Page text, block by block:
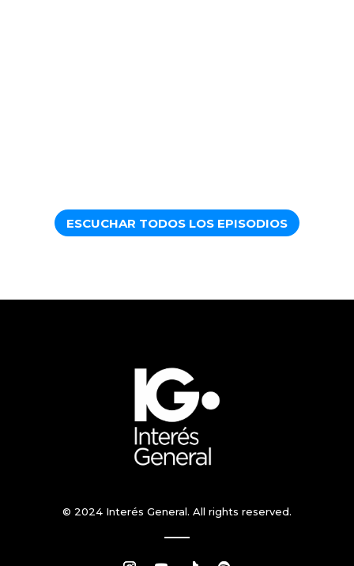
ESCUCHAR TODOS LOS EPISODIOS
© 2024 Interés General. All rights reserved.